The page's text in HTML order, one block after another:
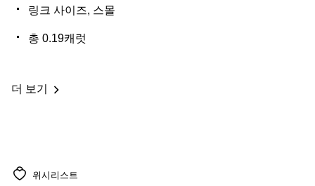
링크 사이즈, 스몰
총 0.19캐럿
더 보기
위시리스트